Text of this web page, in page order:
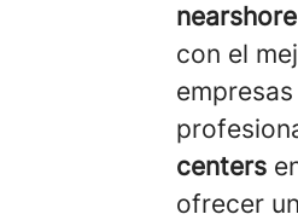
nearshore
con el
centers
ofrecer